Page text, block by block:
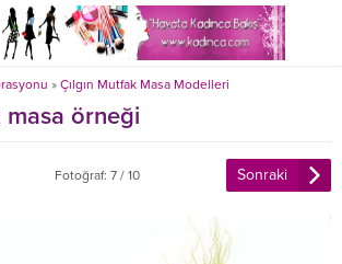
» Çılgın Mutfak Masa Modelleri
örneği
Fotoğraf: 7 / 10 Sonraki